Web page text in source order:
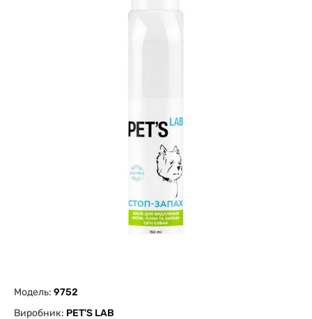
Модель: 9752
Виробник: PET'S LAB